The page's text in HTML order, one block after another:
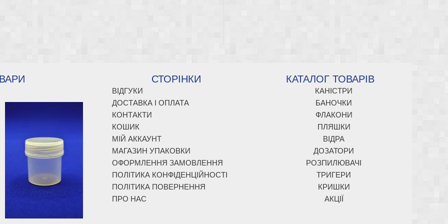
сторінці
СТОРІНКИ
ВІДГУКИ
ДОСТАВКА І ОПЛАТА
КОНТАКТИ
КОШИК
МІЙ АККАУНТ
МАГАЗИН УПАКОВКИ
ОФОРМЛЕННЯ ЗАМОВЛЕННЯ
ПОЛІТИКА КОНФІДЕНЦІЙНОСТІ
ПОЛІТИКА ПОВЕРНЕННЯ
ПРО НАС
КАТАЛОГ ТОВАРІВ
КАНІСТРИ
БАНОЧКИ
ФЛАКОНИ
ПЛЯШКИ
ВІДРА
ДОЗАТОРИ
РОЗПИЛЮВАЧІ
ТРИГЕРИ
КРИШКИ
АКЦІЇ